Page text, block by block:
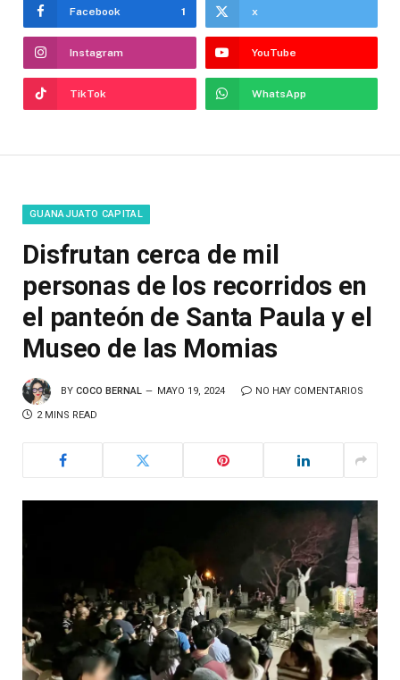
Facebook 1 x
Instagram YouTube
TikTok WhatsApp
GUANAJUATO CAPITAL
Disfrutan cerca de mil
personas de los recorridos en
el panteón de Santa Paula y el
Museo de las Momias
BY COCO BERNAL MAYO 19, 2024 NO HAY COMENTARIOS
2 MINS READ